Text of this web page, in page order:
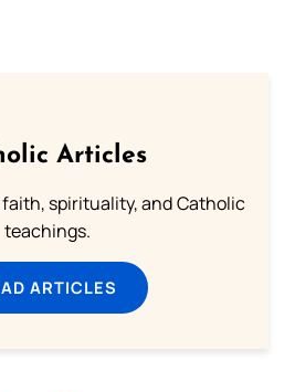
Articles
spirituality, and Catholic
teachings.
ARTICLES